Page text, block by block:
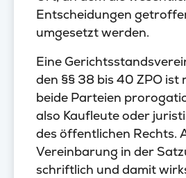
Entscheidungen
umgesetzt werden.
Eine
den §§ 38 bis 40 ZPO ist
beide Parteien
also Kaufleute oder
des öffentlichen Rechts.
Vereinbarung in der
schriftlich und damit